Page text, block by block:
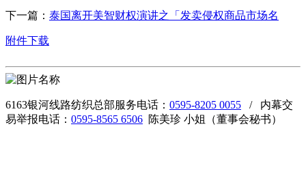
下一篇： 泰国离开美智财权演讲之「发卖侵权商品市场名
附件下载
6163银河线路纺织总部服务电话： 0595-8205 0055 / 内幕交
易举报电话： 0595-8565 6506 陈美珍 小姐（董事会秘书）